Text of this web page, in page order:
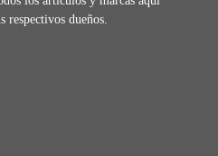
respectivos dueños.